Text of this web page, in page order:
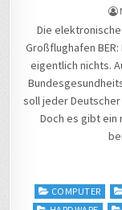
Die
Großflughafen
eigentlich nichts.
soll jeder
Doch es gibt ein
PostedCOMPUTER